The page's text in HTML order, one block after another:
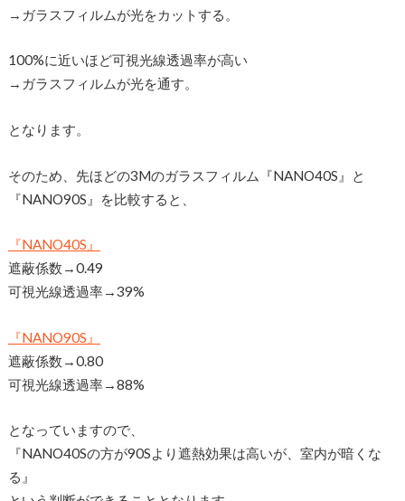
→ガラスフィルムが光をカットする。
100%に近いほど可視光線透過率が高い
→ガラスフィルムが光を通す。
となります。
そのため、先ほどの3Mのガラスフィルム『NANO40S』と
『NANO90S』を比較すると、
『NANO40S』
遮蔽係数→0.49
可視光線透過率→39%
『NANO90S』
遮蔽係数→0.80
可視光線透過率→88%
となっていますので、
『NANO40Sの方が90Sより遮熱効果は高いが、室内が暗くな
る』